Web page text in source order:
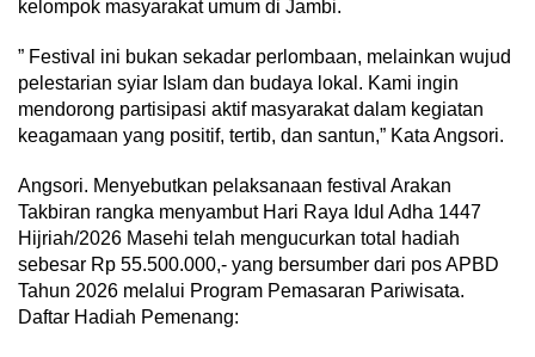
kelompok masyarakat umum di Jambi.
” Festival ini bukan sekadar perlombaan, melainkan wujud
pelestarian syiar Islam dan budaya lokal. Kami ingin
mendorong partisipasi aktif masyarakat dalam kegiatan
keagamaan yang positif, tertib, dan santun,” Kata Angsori.
Angsori. Menyebutkan pelaksanaan festival Arakan
Takbiran rangka menyambut Hari Raya Idul Adha 1447
Hijriah/2026 Masehi telah mengucurkan total hadiah
sebesar Rp 55.500.000,- yang bersumber dari pos APBD
Tahun 2026 melalui Program Pemasaran Pariwisata.
Daftar Hadiah Pemenang: